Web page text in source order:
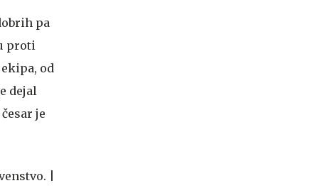
pa
proti
od
dejal
je